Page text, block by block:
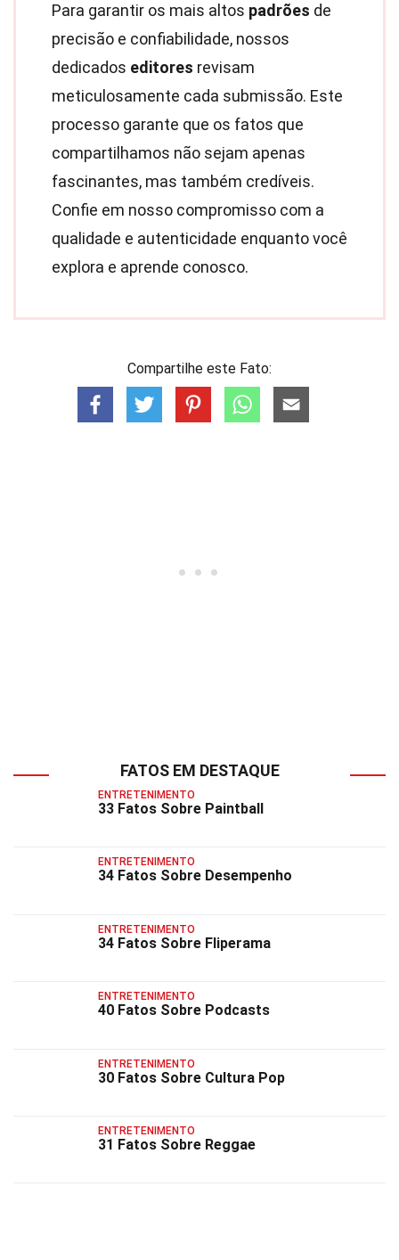
Para garantir os mais altos padrões de
precisão e confiabilidade, nossos
dedicados editores revisam
meticulosamente cada submissão. Este
processo garante que os fatos que
compartilhamos não sejam apenas
fascinantes, mas também credíveis.
Confie em nosso compromisso com a
qualidade e autenticidade enquanto você
explora e aprende conosco.
Compartilhe este Fato:
FATOS EM DESTAQUE
ENTRETENIMENTO
33 Fatos Sobre Paintball
ENTRETENIMENTO
34 Fatos Sobre Desempenho
ENTRETENIMENTO
34 Fatos Sobre Fliperama
ENTRETENIMENTO
40 Fatos Sobre Podcasts
ENTRETENIMENTO
30 Fatos Sobre Cultura Pop
ENTRETENIMENTO
31 Fatos Sobre Reggae